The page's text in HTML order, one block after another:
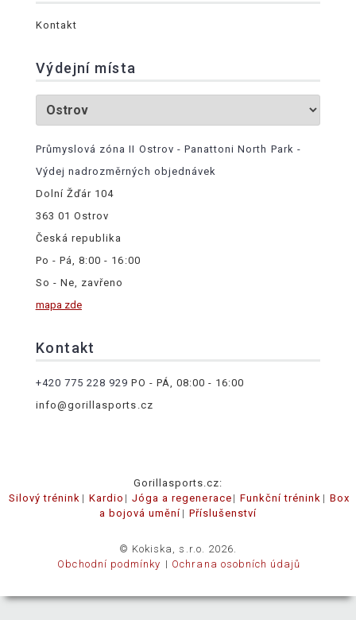
Kontakt
Výdejní místa
Průmyslová zóna II Ostrov - Panattoni North Park -
Výdej nadrozměrných objednávek
Dolní Žďár 104
363 01 Ostrov
Česká republika
Po - Pá, 8:00 - 16:00
So - Ne, zavřeno
mapa zde
Kontakt
+420 775 228 929 PO - PÁ, 08:00 - 16:00
info@gorillasports.cz
Gorillasports.cz:
Silový trénink
Kardio Jóga a regenerace Funkční trénink
Box
a bojová umění
Příslušenství
© Kokiska, s.r.o. 2026.
Obchodní podmínky
Ochrana osobních údajů